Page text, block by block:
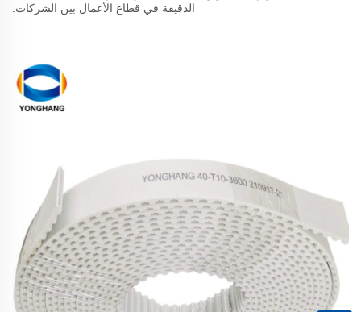
الدقيقة في قطاع الأعمال بين الشركات.